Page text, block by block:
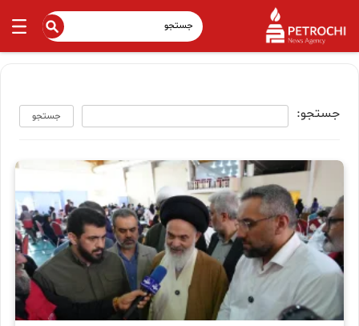
جستجو: جستجو